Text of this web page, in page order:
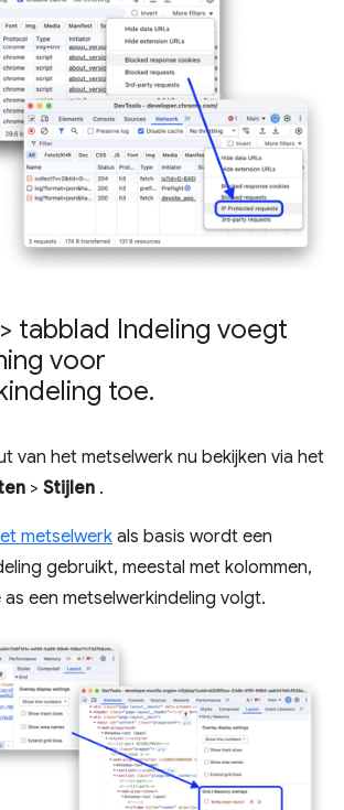
tabblad Indeling voegt
voor
toe.
van het metselwerk nu bekijken via het
> Stijlen .
metselwerk als basis wordt een
gebruikt, meestal met kolommen,
een metselwerkindeling volgt.